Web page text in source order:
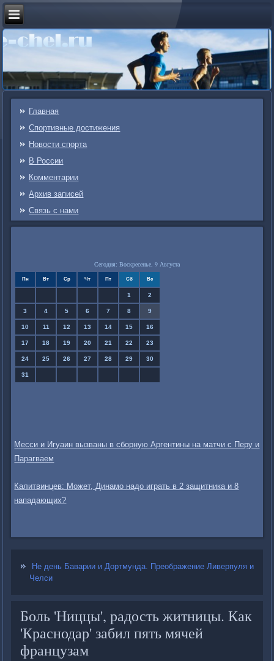
Главная
Спортивные достижения
Новости спорта
В России
Комментарии
Архив записей
Связь c нами
Сегодня: Воскресенье, 9 Августа
Пн Вт Ср Чт Пт Сб Вс
1 2
3 4 5 6 7 8 9
10 11 12 13 14 15 16
17 18 19 20 21 22 23
24 25 26 27 28 29 30
31
Месси и Игуаин вызваны в сборную Аргентины на матчи с Перу и
Парагваем
Калитвинцев: Может, Динамо надо играть в 2 защитника и 8
нападающих?
Не день Баварии и Дортмунда. Преображение Ливерпуля и
Челси
Боль 'Ниццы', радость житницы. Как
'Краснодар' забил пять мячей
французам